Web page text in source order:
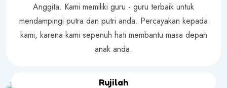
Anggita. Kami memiliki guru - guru terbaik untuk
mendampingi putra dan putri anda. Percayakan kepada
kami, karena kami sepenuh hati membantu masa depan
anak anda.
Rujilah